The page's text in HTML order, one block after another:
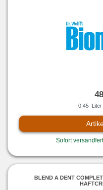
0.45 Liter
Sofort
BLEND A DENT